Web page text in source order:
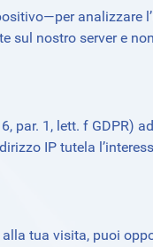
analizzare
sul nostro server e
1, lett. f GDPR)
IP tutela
tua visita, puoi